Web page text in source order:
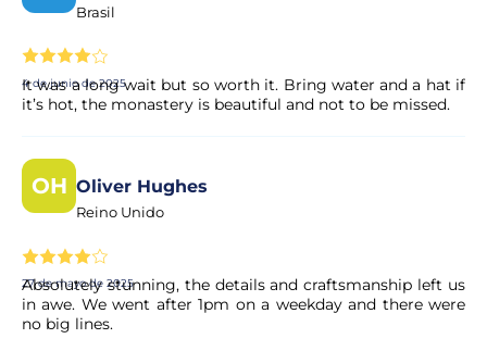
Brasil
4 de junio de 2025
It was a long wait but so worth it. Bring water and a hat if
it’s hot, the monastery is beautiful and not to be missed.
OH Oliver Hughes
Reino Unido
27 de mayo de 2025
Absolutely stunning, the details and craftsmanship left us
in awe. We went after 1pm on a weekday and there were
no big lines.